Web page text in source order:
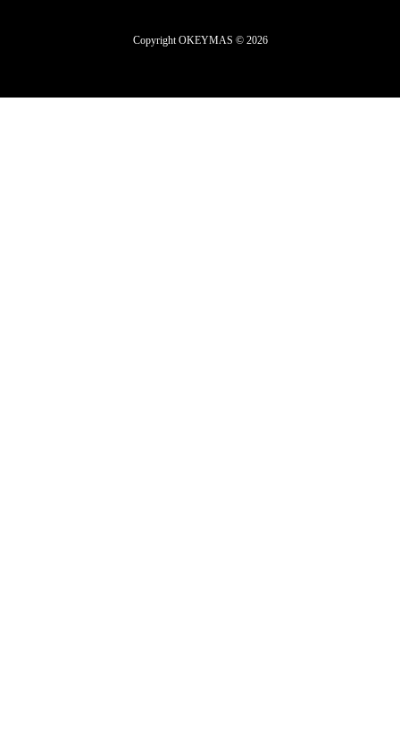
Copyright OKEYMAS © 2026